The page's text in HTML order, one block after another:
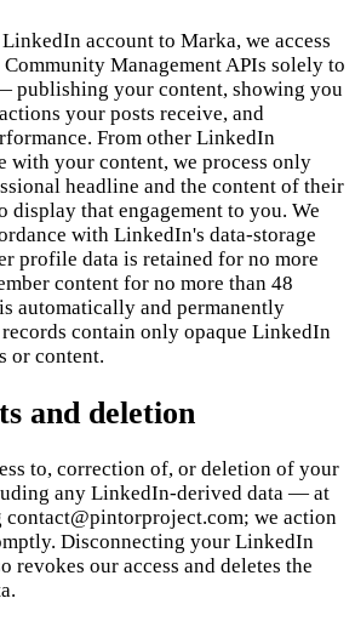
account to Marka, we access
Management APIs solely to
publishing your content, showing you
your posts receive, and
From other LinkedIn
with your content, we process only
headline and the content of their
display that engagement to you. We
with LinkedIn's data-storage
profile data is retained for no more
content for no more than 48
automatically and permanently
contain only opaque LinkedIn
or content.
and deletion
to, correction of, or deletion of your
any LinkedIn-derived data — at
we action
Disconnecting your LinkedIn
revokes our access and deletes the